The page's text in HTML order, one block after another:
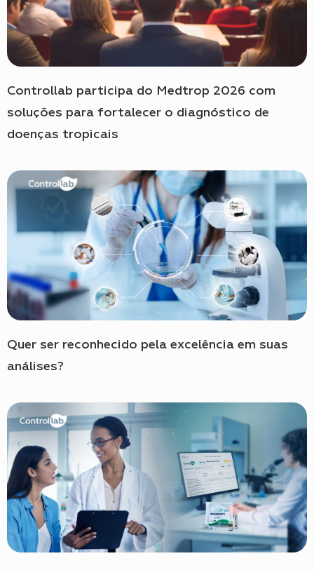
Controllab participa do Medtrop 2026 com
soluções para fortalecer o diagnóstico de
doenças tropicais
Quer ser reconhecido pela excelência em suas
análises?